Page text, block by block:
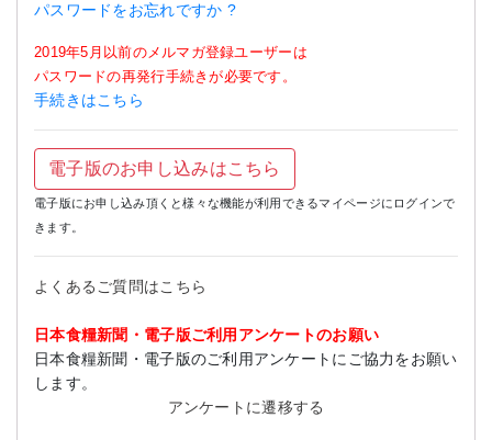
パスワードをお忘れですか ?
2019年5月以前のメルマガ登録ユーザーは
パスワードの再発行手続きが必要です。
手続きはこちら
電子版のお申し込みはこちら
電子版にお申し込み頂くと様々な機能が利用できるマイページにログインで
きます。
よくあるご質問はこちら
日本食糧新聞・電子版ご利用アンケートのお願い
日本食糧新聞・電子版のご利用アンケートにご協力をお願い
します。
アンケートに遷移する